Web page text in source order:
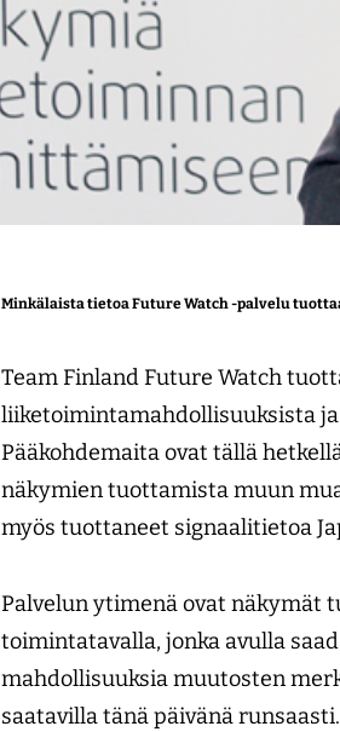
Minkälaista tietoa Future Watch -palvelu
Team Finland Future Watch
liiketoimintamahdollisuuksista
Pääkohdemaita ovat tällä
näkymien tuottamista muun
myös tuottaneet signaalitietoa
Palvelun ytimenä ovat näkymät
toimintatavalla, jonka avulla
mahdollisuuksia muutosten
saatavilla tänä päivänä